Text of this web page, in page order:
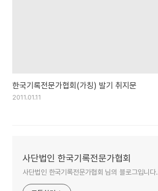
한국기록전문가협회(가칭) 발기 취지문
2011.01.11
사단법인 한국기록전문가협회
사단법인 한국기록전문가협회 님의 블로그입니다.